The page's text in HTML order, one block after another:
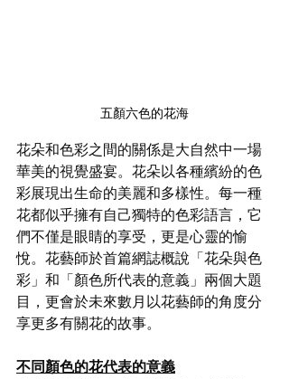
五顏六色的花海
花朵和色彩之間的關係是大自然中一場
華美的視覺盛宴。花朵以各種繽紛的色
彩展現出生命的美麗和多樣性。每一種
花都似乎擁有自己獨特的色彩語言，它
們不僅是眼睛的享受，更是心靈的愉
悅。花藝師於首篇網誌概說「花朵與色
彩」和「顏色所代表的意義」兩個大題
目，更會於未來數月以花藝師的角度分
享更多有關花的故事。
不同顏色的花代表的意義